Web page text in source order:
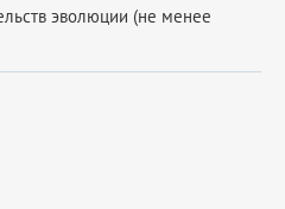
эволюции (не менее